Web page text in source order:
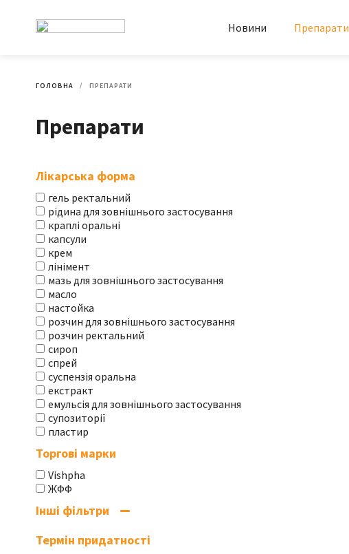
Новини Препарати
ГОЛОВНА ПРЕПАРАТИ
Препарати
Лікарська форма
гель ректальний
рідина для зовнішнього застосування
краплі оральні
капсули
крем
лінімент
мазь для зовнішнього застосування
масло
настойка
розчин для зовнішнього застосування
розчин ректальний
сироп
спрей
суспензія оральна
екстракт
емульсія для зовнішнього застосування
супозиторії
пластир
Торгові марки
Vishpha
ЖФФ
Інші фільтри
Термін придатності